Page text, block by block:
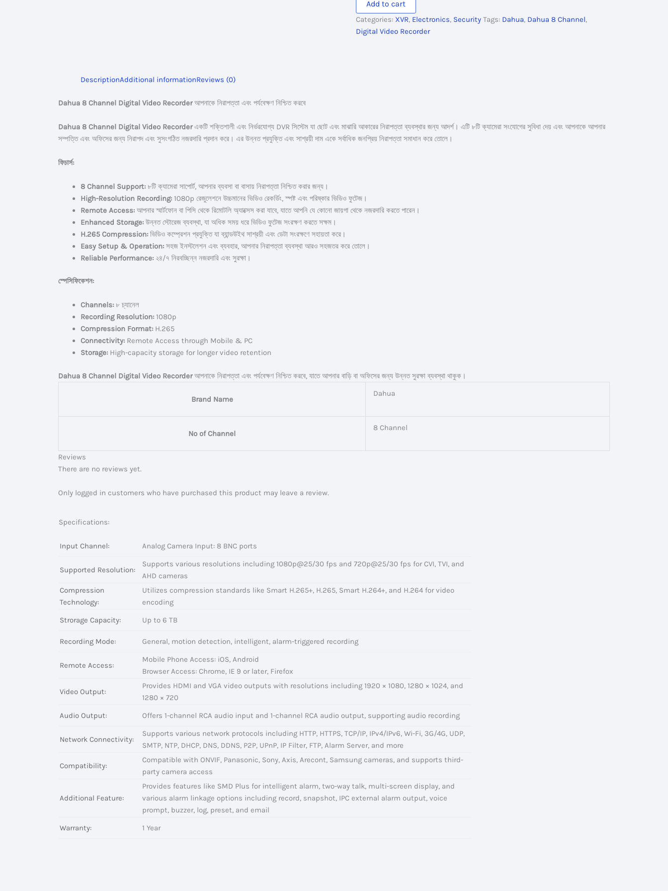
Digital
Video
Recorder
Add to cart
Categories: XVR, Electronics, Security Tags: Dahua, Dahua 8 Channel,
Digital Video Recorder
DescriptionAdditional informationReviews (0)
Dahua 8 Channel Digital Video Recorderআপনাকে নিরাপত্তা এবং পর্যবেক্ষণ নিশ্চিত করবে
Dahua 8 Channel Digital Video Recorderএকটি শক্তিশালী এবং নির্ভরযোগ্য DVR সিস্টেম যা ছোট এবং মাঝারি আকারের নিরাপত্তা ব্যবস্থার জন্য আদর্শ। এটি ৮টি ক্যামেরা সংযোগের সুবিধা দেয় এবং আপনাকে আপনার
সম্পত্তি এবং অফিসের জন্য নিরাপদ এবং সুসংগঠিত নজরদারি প্রদান করে। এর উন্নত প্রযুক্তি এবং সাশ্রয়ী দাম একে সর্বাধিক জনপ্রিয় নিরাপত্তা সমাধান করে তোলে।
ফিচার্স:
8 Channel Support: ৮টি ক্যামেরা সাপোর্ট, আপনার ব্যবসা বা বাসায় নিরাপত্তা নিশ্চিত করার জন্য।
High-Resolution Recording: 1080p রেজুলেশনে উচ্চমানের ভিডিও রেকর্ডিং, স্পষ্ট এবং পরিষ্কার ভিডিও ফুটেজ।
Remote Access: আপনার স্মার্টফোন বা পিসি থেকে রিমোটলি অ্যাক্সেস করা যাবে, যাতে আপনি যে কোনো জায়গা থেকে নজরদারি করতে পারেন।
Enhanced Storage: উন্নত স্টোরেজ ব্যবস্থা, যা অধিক সময় ধরে ভিডিও ফুটেজ সংরক্ষণ করতে সক্ষম।
H.265 Compression: ভিডিও কম্প্রেশন প্রযুক্তি যা ব্যান্ডউইথ সাশ্রয়ী এবং ডেটা সংরক্ষণে সহায়তা করে।
Easy Setup & Operation: সহজ ইনস্টলেশন এবং ব্যবহার, আপনার নিরাপত্তা ব্যবস্থা আরও সহজতর করে তোলে।
Reliable Performance: ২৪/৭ নিরবচ্ছিন্ন নজরদারি এবং সুরক্ষা।
স্পেসিফিকেশন:
Channels: ৮ চ্যানেল
Recording Resolution: 1080p
Compression Format: H.265
Connectivity: Remote Access through Mobile & PC
Storage: High-capacity storage for longer video retention
Dahua 8 Channel Digital Video Recorderআপনাকে নিরাপত্তা এবং পর্যবেক্ষণ নিশ্চিত করবে, যাতে আপনার বাড়ি বা অফিসের জন্য উন্নত সুরক্ষা ব্যবস্থা থাকুক।
Brand Name
Dahua
No of Channel
8 Channel
Reviews
There are no reviews yet.
Only logged in customers who have purchased this product may leave a review.
Specifications:
Input Channel: Analog Camera Input: 8 BNC ports
Supported Resolution:
Supports various resolutions including 1080p@25/30 fps and 720p@25/30 fps for CVI, TVI, and
AHD cameras
Compression
Technology:
Utilizes compression standards like Smart H.265+, H.265, Smart H.264+, and H.264 for video
encoding
Strorage Capacity:
Up to 6 TB
Recording Mode: General, motion detection, intelligent, alarm-triggered recording
Remote Access:
Mobile Phone Access: iOS, Android
Browser Access: Chrome, IE 9 or later, Firefox
Video Output:
Provides HDMI and VGA video outputs with resolutions including 1920 × 1080, 1280 × 1024, and
1280 × 720
Audio Output:
Offers 1-channel RCA audio input and 1-channel RCA audio output, supporting audio recording
Network Connectivity:
Supports various network protocols including HTTP, HTTPS, TCP/IP, IPv4/IPv6, Wi-Fi, 3G/4G, UDP,
SMTP, NTP, DHCP, DNS, DDNS, P2P, UPnP, IP Filter, FTP, Alarm Server, and more
Compatibility:
Compatible with ONVIF, Panasonic, Sony, Axis, Arecont, Samsung cameras, and supports third-
party camera access
Additional Feature:
Provides features like SMD Plus for intelligent alarm, two-way talk, multi-screen display, and
various alarm linkage options including record, snapshot, IPC external alarm output, voice
prompt, buzzer, log, preset, and email
Warranty:
1 Year